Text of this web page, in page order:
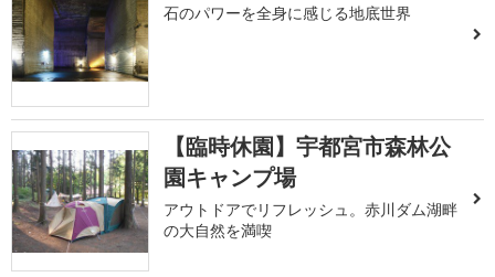
石のパワーを全身に感じる地底世界
【臨時休園】宇都宮市森林公
園キャンプ場
アウトドアでリフレッシュ。赤川ダム湖畔
の大自然を満喫